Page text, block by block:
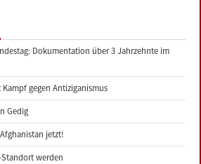
Dokumentation über 3 Jahrzehnte im
gegen Antiziganismus
Gedig
jetzt!
Standort werden